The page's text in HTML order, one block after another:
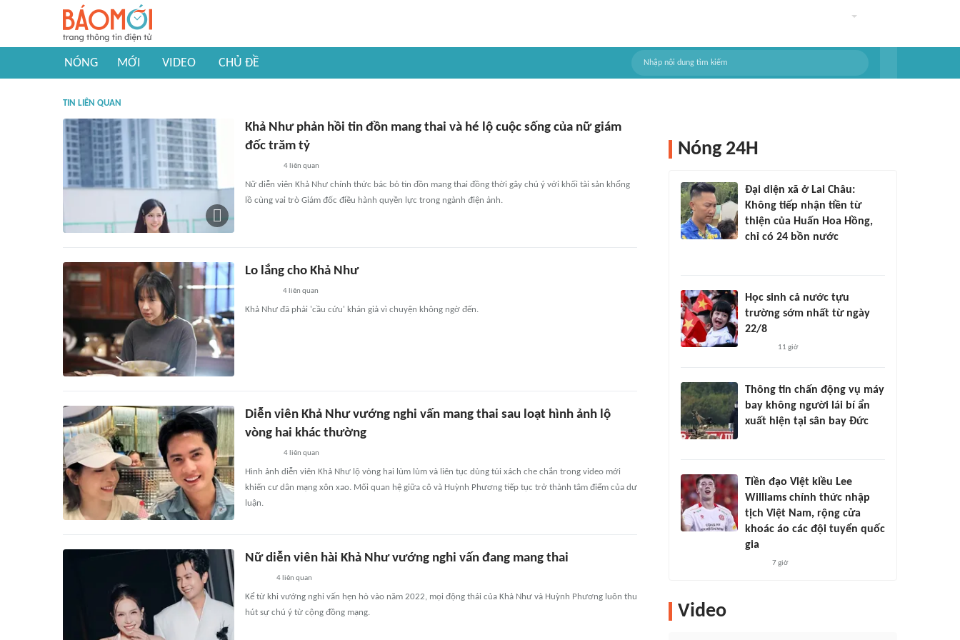
NÓNG MỚI VIDEO CHỦ ĐỀ
TIN LIÊN QUAN
Khả Như phản hồi tin đồn mang thai và hé lộ cuộc sống của nữ giám
đốc trăm tỷ
4 liên quan
Nữ diễn viên Khả Như chính thức bác bỏ tin đồn mang thai đồng thời gây chú ý với khối tài sản khổng
lồ cùng vai trò Giám đốc điều hành quyền lực trong ngành điện ảnh.
Lo lắng cho Khả Như
4liên quan
Khả Như đã phải 'cầu cứu' khán giả vì chuyện không ngờ đến.
Diễn viên Khả Như vướng nghi vấn mang thai sau loạt hình ảnh lộ
vòng hai khác thường
4 liên quan
Hình ảnh diễn viên Khả Như lộ vòng hai lùm lùm và liên tục dùng túi xách che chắn trong video mới
khiến cư dân mạng xôn xao. Mối quan hệ giữa cô và Huỳnh Phương tiếp tục trở thành tâm điểm của dư
luận.
Nữ diễn viên hài Khả Như vướng nghi vấn đang mang thai
4 liên quan
Kể từ khi vướng nghi vấn hẹn hò vào năm 2022, mọi động thái của Khả Như và Huỳnh Phương luôn thu
hút sự chú ý từ cộng đồng mạng.
Nóng 24H
Đại diện xã ở Lai Châu:
Không tiếp nhận tiền từ
thiện của Huấn Hoa Hồng,
chỉ có 24 bồn nước
Học sinh cả nước tựu
trường sớm nhất từ ngày
22/8
11 giờ
Thông tin chấn động vụ máy
bay không người lái bí ẩn
xuất hiện tại sân bay Đức
Tiền đạo Việt kiều Lee
Williams chính thức nhập
tịch Việt Nam, rộng cửa
khoác áo các đội tuyển quốc
gia
7 giờ
Video